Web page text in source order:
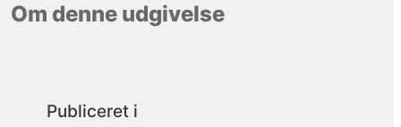
Om denne udgivelse
Publiceret i